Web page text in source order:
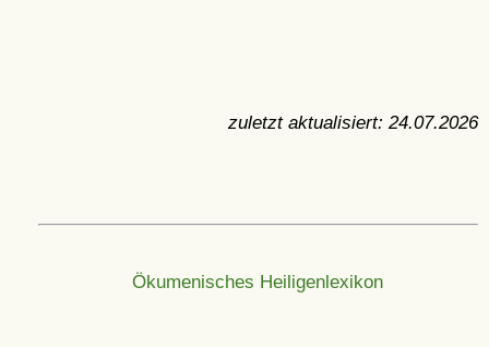
zuletzt aktualisiert: 24.07.2026
Ökumenisches Heiligenlexikon